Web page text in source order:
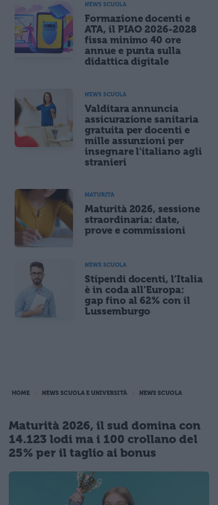
NEWS SCUOLA
Formazione docenti e
ATA, il PIAO 2026-2028
fissa minimo 40 ore
annue e punta sulla
didattica digitale
NEWS SCUOLA
Valditara annuncia
assicurazione sanitaria
gratuita per docenti e
mille assunzioni per
insegnare l'italiano agli
stranieri
MATURITÀ
Maturità 2026, sessione
straordinaria: date,
prove e commissioni
NEWS SCUOLA
Stipendi docenti, l'Italia
è in coda all'Europa:
gap fino al 62% con il
Lussemburgo
HOME NEWS SCUOLA E UNIVERSITÀ NEWS SCUOLA
Maturità 2026, il sud domina con
14.123 lodi ma i 100 crollano del
25% per il taglio ai bonus